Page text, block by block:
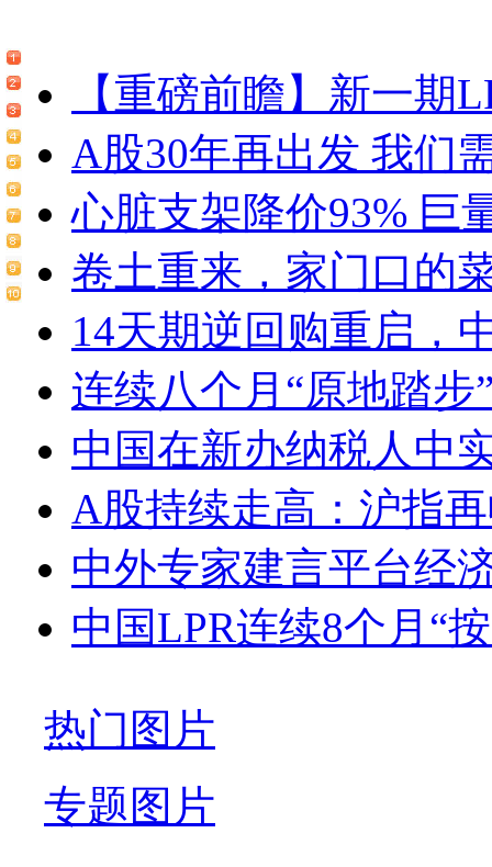
【重磅前瞻】新一期
A股30年再出发 我们
心脏支架降价93% 巨
卷土重来，家门口的
14天期逆回购重启，
连续八个月“原地踏步
中国在新办纳税人中
A股持续走高：沪指
中外专家建言平台经
中国LPR连续8个月“
热门图片
专题图片